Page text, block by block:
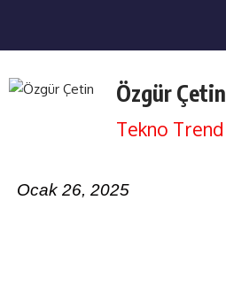
Özgür Çetin
Tekno Trend
Ocak 26, 2025